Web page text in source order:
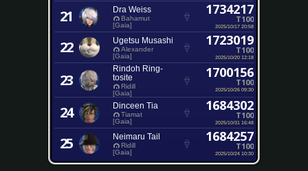
21 Dra Weiss
Bahamut
[Gaia]
1734217
T100
2025/10/17 20:58
22 Ugetsu Musashi
Alexander
[Gaia]
1723019
T100
2025/10/20 12:18
23
Rindoh Ring-
tosite
Ridill
[Gaia]
1700156
T100
2025/10/26 09:30
24 Dinceen Tia
Tiamat
[Gaia]
1684302
T100
2025/10/31 16:48
25 Neimaru Tail
Ridill
[Gaia]
1684257
T100
2025/10/24 10:30